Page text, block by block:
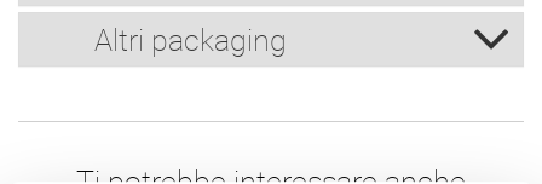
Altri packaging